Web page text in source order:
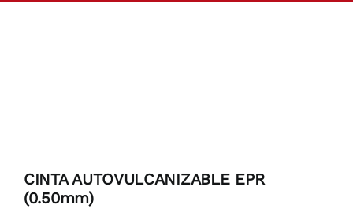
Localización
CINTA AUTOVULCANIZABLE EPR
(0.50mm)